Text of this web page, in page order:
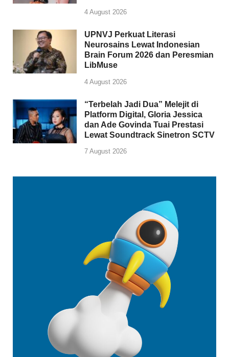
4 August 2026
UPNVJ Perkuat Literasi
Neurosains Lewat Indonesian
Brain Forum 2026 dan Peresmian
LibMuse
4 August 2026
“Terbelah Jadi Dua” Melejit di
Platform Digital, Gloria Jessica
dan Ade Govinda Tuai Prestasi
Lewat Soundtrack Sinetron SCTV
7 August 2026